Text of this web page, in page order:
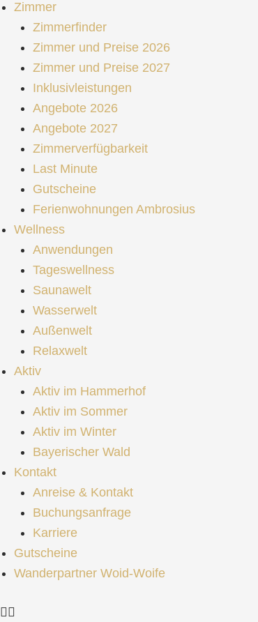
Zimmer
Zimmerfinder
Zimmer und Preise 2026
Zimmer und Preise 2027
Inklusivleistungen
Angebote 2026
Angebote 2027
Zimmerverfügbarkeit
Last Minute
Gutscheine
Ferienwohnungen Ambrosius
Wellness
Anwendungen
Tageswellness
Saunawelt
Wasserwelt
Außenwelt
Relaxwelt
Aktiv
Aktiv im Hammerhof
Aktiv im Sommer
Aktiv im Winter
Bayerischer Wald
Kontakt
Anreise & Kontakt
Buchungsanfrage
Karriere
Gutscheine
Wanderpartner Woid-Woife